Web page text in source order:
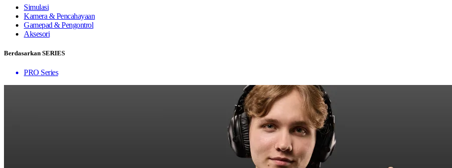
Simulasi
Kamera & Pencahayaan
Gamepad & Pengontrol
Aksesori
Berdasarkan SERIES
PRO Series